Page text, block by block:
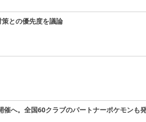
策との優先度を議論
催へ。全国60クラブのパートナーポケモンも